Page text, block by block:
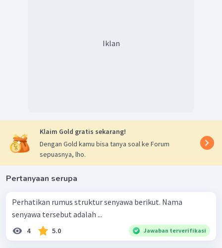
Iklan
Klaim Gold gratis sekarang!
Dengan Gold kamu bisa tanya soal ke Forum
sepuasnya, lho.
Pertanyaan serupa
Perhatikan rumus struktur senyawa berikut. Nama
senyawa tersebut adalah ...
4 5.0 Jawaban terverifikasi